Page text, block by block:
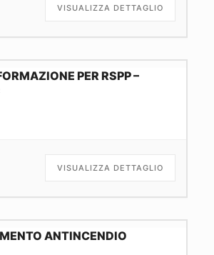
VISUALIZZA DETTAGLIO
PER RSPP –
VISUALIZZA DETTAGLIO
ANTINCENDIO